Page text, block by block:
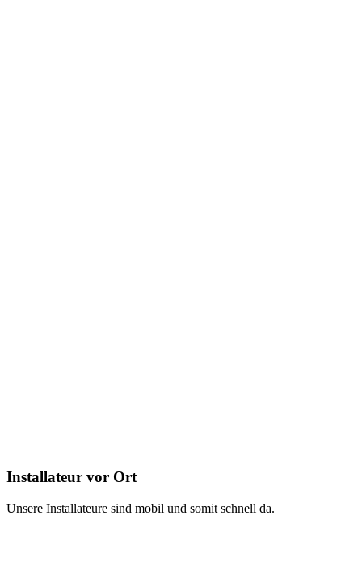
Installateur vor Ort
Unsere Installateure sind mobil und somit schnell da.